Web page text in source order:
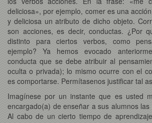
deliciosa», por ejemplo, comer es una
y deliciosa un atributo de dicho objeto.
son acciones, es decir, conductas. ¿Por
distinto para ciertos verbos, como
ejemplo? Ya hemos evocado
conducta que se debe atribuir al
oculta o privada); lo mismo ocurre con el
es comportarse. Permítasenos justificar tal
Imagínese por un instante que es usted
encargado(a) de enseñar a sus alumnos las
Al cabo de un cierto tiempo de